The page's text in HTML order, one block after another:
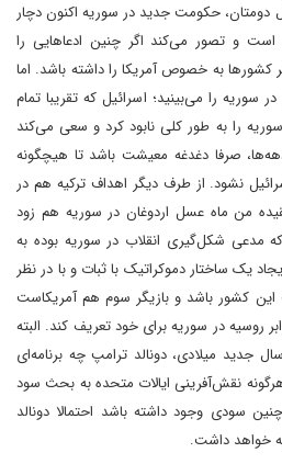
حکومت جدید در سوریه اکنون دچار
و تصور می‌کند اگر چنین ادعاهایی را
کشورها به خصوص آمریکا را داشته باشد. اما
سوریه را می‌بینید؛ اسرائیل که تقریبا تمام
را به طور کلی نابود کرد و سعی می‌کند
صرفا دغدغه معیشت باشد تا هیچگونه
نشود. از طرف دیگر اهداف ترکیه هم در
من ماه عسل اردوغان در سوریه هم زود
مدعی شکل‌گیری انقلاب در سوریه بوده به
یک ساختار دموکراتیک با ثبات و با در نظر
کشور باشد و بازیگر سوم هم آمریکاست
روسیه در سوریه برای خود تعریف کند. البته
جدید میلادی، دونالد ترامپ چه برنامه‌ای
نقش‌آفرینی ایالات متحده به بحث سود
سودی وجود داشته باشد احتمالا دونالد
خواهد داشت.